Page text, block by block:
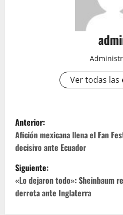
Ver todas las
N
a
v
e
g
Anterior:
Afición mexicana llena el Fan
decisivo ante Ecuador
Siguiente:
«Lo dejaron todo»: Sheinbaum
derrota ante Inglaterra